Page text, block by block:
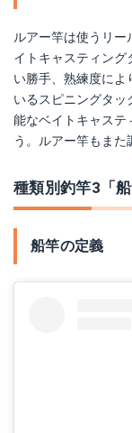
ルアー竿は使うリ
イトキャスティング
い勝手、熟練度によ
いるスピニングタ
能なベイトキャステ
う。ルアー竿もまた
種類別釣竿3「船
船竿の定義